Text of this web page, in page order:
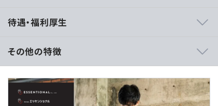
自分の役割や裁量を持ちながら活躍できます。
設計・実装を軸に、要件定義や改善提案、チーム運営まで
幅広く関わることで、
技術力だけでなくプロジェクト推進力や組織貢献力も磨け
ます。
待遇・福利厚生
【給与モデル】
◼︎40代・役職あり・エンジニア歴約20年
年収：723.5万円／月給：50.3万円（基本給：38.4万円
その他の特徴